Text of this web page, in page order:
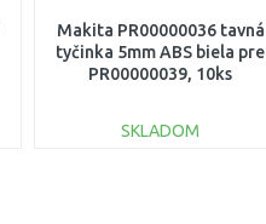
Makita PR00000036 tavná
tyčinka 5mm ABS biela pre
PR00000039, 10ks
SKLADOM